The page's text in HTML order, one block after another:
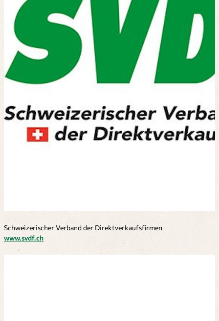
Schweizerischer Verband der Direktverkaufsfirmen
www.svdf.ch